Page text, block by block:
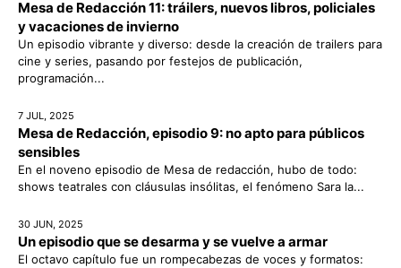
Mesa de Redacción 11: tráilers, nuevos libros, policiales
y vacaciones de invierno
Un episodio vibrante y diverso: desde la creación de trailers para
cine y series, pasando por festejos de publicación,
programación...
7 JUL, 2025
Mesa de Redacción, episodio 9: no apto para públicos
sensibles
En el noveno episodio de Mesa de redacción, hubo de todo:
shows teatrales con cláusulas insólitas, el fenómeno Sara la...
30 JUN, 2025
Un episodio que se desarma y se vuelve a armar
El octavo capítulo fue un rompecabezas de voces y formatos: